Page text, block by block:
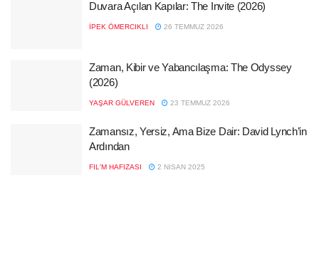
Duvara Açılan Kapılar: The Invite (2026)
İPEK ÖMERCIKLI 26 TEMMUZ 2026
Zaman, Kibir ve Yabancılaşma: The Odyssey
(2026)
YAŞAR GÜLVEREN 23 TEMMUZ 2026
Zamansız, Yersiz, Ama Bize Dair: David Lynch’in
Ardından
FIL'M HAFIZASI 2 NISAN 2025